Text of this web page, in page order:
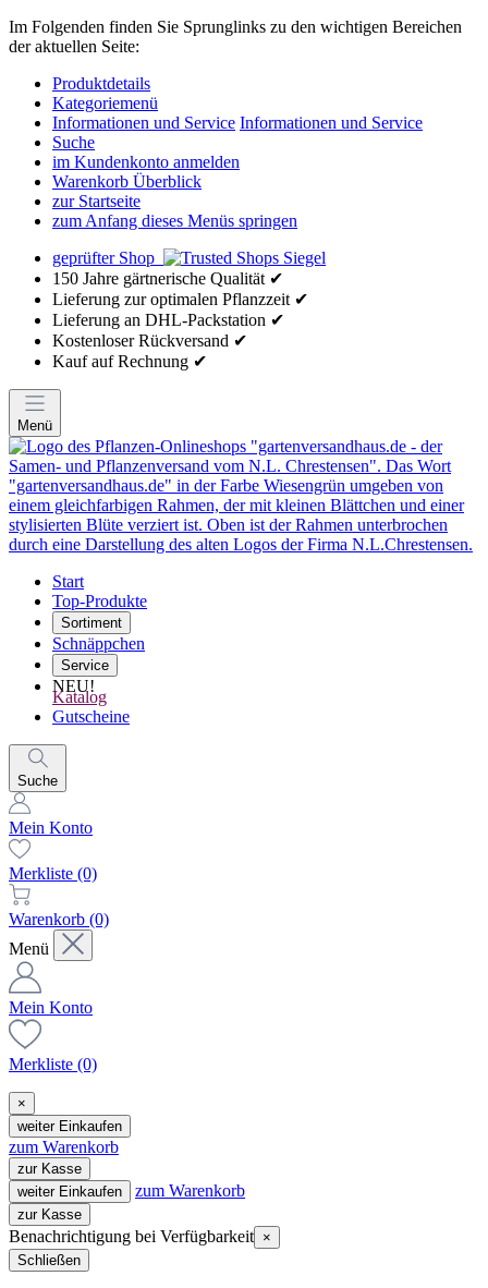
Im Folgenden finden Sie Sprunglinks zu den wichtigen Bereichen
der aktuellen Seite:
Produktdetails
Kategoriemenü
Informationen und Service Informationen und Service
Suche
im Kundenkonto anmelden
Warenkorb Überblick
zur Startseite
zum Anfang dieses Menüs springen
geprüfter Shop
150 Jahre gärtnerische Qualität ✔
Lieferung zur optimalen Pflanzzeit ✔
Lieferung an DHL-Packstation ✔
Kostenloser Rückversand ✔
Kauf auf Rechnung ✔
Menü
Start
Top-Produkte
Sortiment
Schnäppchen
Service
NEU!
Katalog
Gutscheine
Suche
Mein Konto
Merkliste (0)
Warenkorb (0)
Menü
Mein Konto
Merkliste (0)
×
weiter Einkaufen
zum Warenkorb
zur Kasse
weiter Einkaufen
zum Warenkorb
zur Kasse
Benachrichtigung bei Verfügbarkeit ×
Schließen